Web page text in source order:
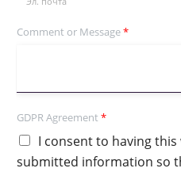
Comment or Message*
GDPR Agreement *
I consent to having
submitted information so